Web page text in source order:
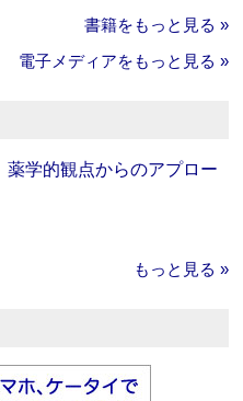
書籍をもっと見る »
電子メディアをもっと見る »
学的観点からのアプロー
もっと見る »